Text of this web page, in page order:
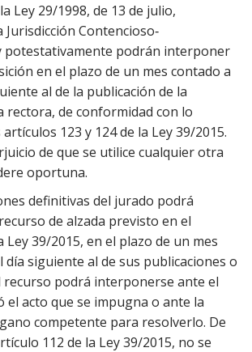
Ley 29/1998, de 13 de julio,
Jurisdicción Contencioso‐
potestativamente podrán interponer
en el plazo de un mes contado a
al de la publicación de la
rectora, de conformidad con lo
123 y 124 de la Ley 39/2015.
de que se utilice cualquier otra
oportuna.
definitivas del jurado podrá
de alzada previsto en el
Ley 39/2015, en el plazo de un mes
día siguiente al de sus publicaciones o
recurso podrá interponerse ante el
el acto que se impugna o ante la
competente para resolverlo. De
112 de la Ley 39/2015, no se